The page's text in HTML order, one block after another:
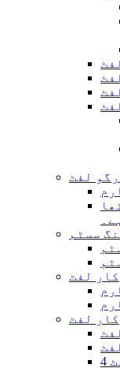
لفٹ
سسٹم
کار لفٹ
کار لفٹ